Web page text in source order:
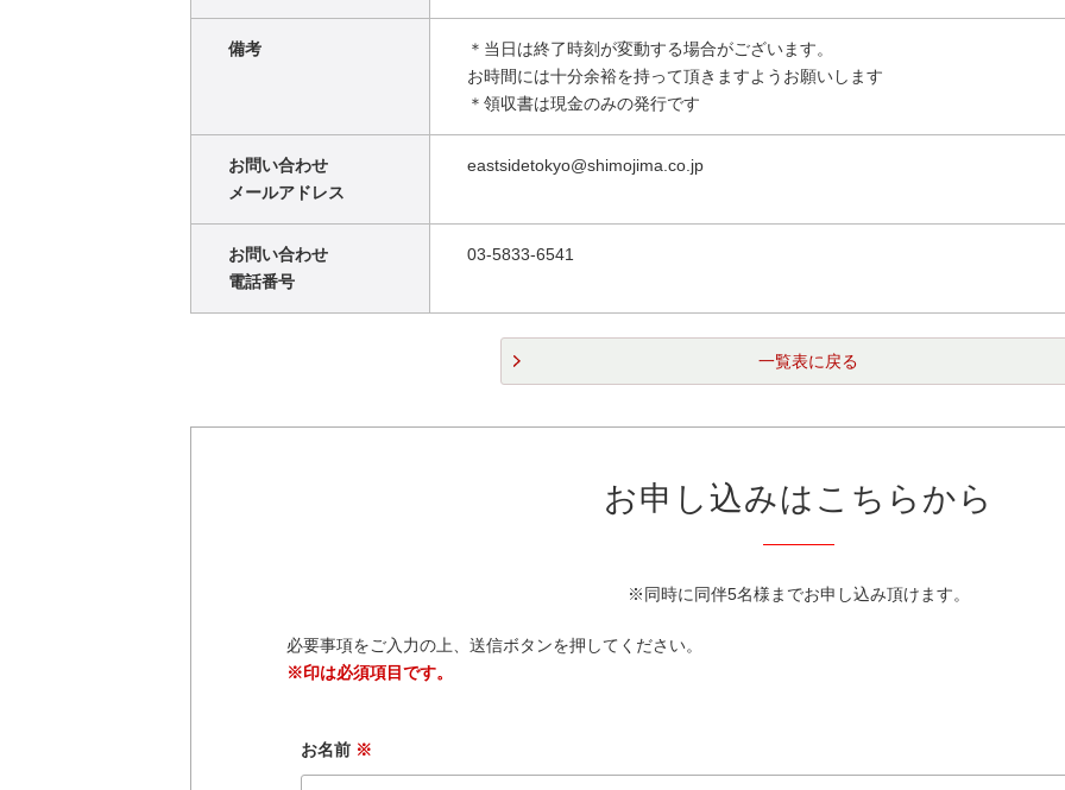
備考
＊当日は終了時刻が変動する場合がございます。
お時間には十分余裕を持って頂きますようお願いします
＊領収書は現金のみの発行です
お問い合わせ
メールアドレス
eastsidetokyo@shimojima.co.jp
お問い合わせ
電話番号
03-5833-6541
一覧表に戻る
お申し込みはこちらから
※同時に同伴5名様までお申し込み頂けます。
必要事項をご入力の上、送信ボタンを押してください。
※印は必須項目です。
お名前 ※